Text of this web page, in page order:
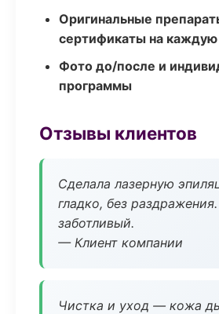
Оригинальные
сертификаты на каждую
Фото до/после и
программы
Отзывы клиентов
Сделала лазерную
гладко, без
заботливый.
— Клиент компании
Чистка и уход — кожа